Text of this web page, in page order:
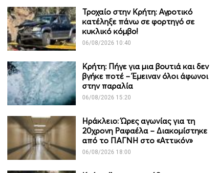
Τροχαίο στην Κρήτη: Αγροτικό
κατέληξε πάνω σε φορτηγό σε
κυκλικό κόμβο!
06/08/2026 10:40
Κρήτη: Πήγε για μια βουτιά και δεν
βγήκε ποτέ – Έμειναν όλοι άφωνοι
στην παραλία
06/08/2026 15:20
Ηράκλειο: Ώρες αγωνίας για τη
20χρονη Ραφαέλα – Διακομίστηκε
από το ΠΑΓΝΗ στο «Αττικόν»
06/08/2026 18:00